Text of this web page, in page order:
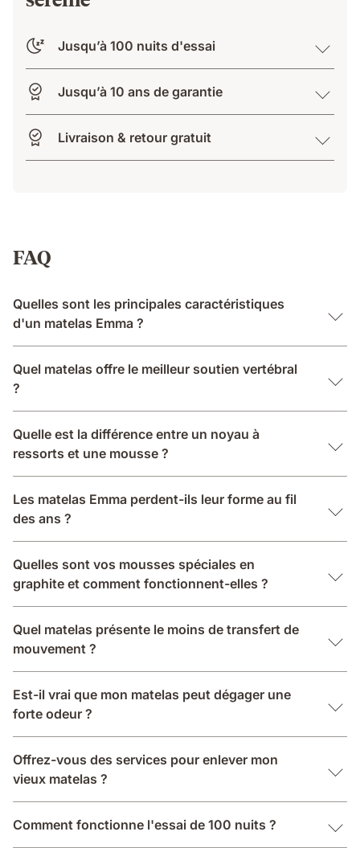
Jusqu’à 100 nuits d'essai
Jusqu’à 10 ans de garantie
Livraison & retour gratuit
FAQ
Quelles sont les principales caractéristiques
d'un matelas Emma ?
Quel matelas offre le meilleur soutien vertébral
?
Quelle est la différence entre un noyau à
ressorts et une mousse ?
Les matelas Emma perdent-ils leur forme au fil
des ans ?
Quelles sont vos mousses spéciales en
graphite et comment fonctionnent-elles ?
Quel matelas présente le moins de transfert de
mouvement ?
Est-il vrai que mon matelas peut dégager une
forte odeur ?
Offrez-vous des services pour enlever mon
vieux matelas ?
Comment fonctionne l'essai de 100 nuits ?